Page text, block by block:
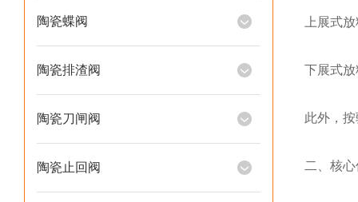
陶瓷蝶阀
陶瓷排渣阀
陶瓷刀闸阀
陶瓷止回阀
上展式
下展式
此外，
二、核